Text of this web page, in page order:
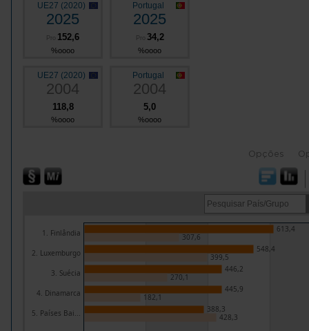
UE27 (2020)
2025
152,6
%oooo
Portugal
2025
34,2
%oooo
UE27 (2020)
2004
118,8
%oooo
Portugal
2004
5,0
%oooo
Opções
1. Finlândia
2. Luxemburgo
3. Suécia
4. Dinamarca
5. Países Bai...
613,4
548,4
446,2
445,9
388,3
307,6
399,5
270,1
182,1
428,3